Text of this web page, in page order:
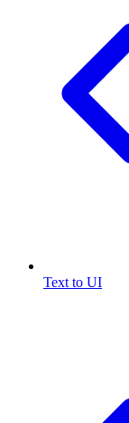
Text to UI